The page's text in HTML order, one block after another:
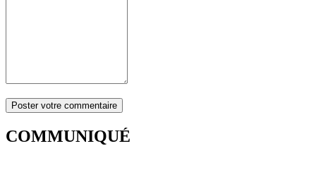
COMMUNIQUÉ